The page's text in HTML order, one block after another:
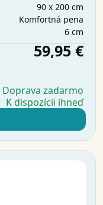
90 x 200 cm
Komfortná pena
6 cm
59,95 €
Doprava zadarmo
K dispozícii ihneď